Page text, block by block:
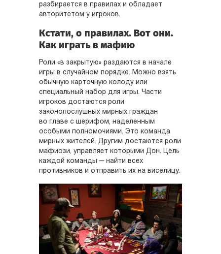
разбирается в правилах и обладает
авторитетом у игроков.
Кстати, о правилах. Вот они.
Как играть в мафию
Роли «в закрытую» раздаются в начале
игры в случайном порядке. Можно взять
обычную карточную колоду или
специальный набор для игры. Части
игроков достаются роли
законопослушных мирных граждан
во главе с шерифом, наделенным
особыми полномочиями. Это команда
мирных жителей. Другим достаются роли
мафиози, управляет которыми Дон. Цель
каждой команды — найти всех
противников и отправить их на виселицу.